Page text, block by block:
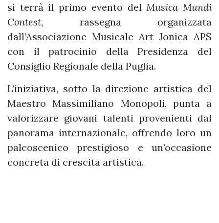
si terrà il primo evento del Musica Mundi
Contest, rassegna organizzata
dall’Associazione Musicale Art Jonica APS
con il patrocinio della Presidenza del
Consiglio Regionale della Puglia.
L’iniziativa, sotto la direzione artistica del
Maestro Massimiliano Monopoli, punta a
valorizzare giovani talenti provenienti dal
panorama internazionale, offrendo loro un
palcoscenico prestigioso e un’occasione
concreta di crescita artistica.